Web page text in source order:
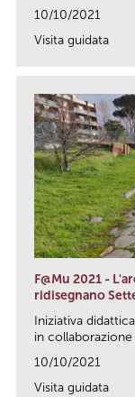
10/10/2021
Visita guidata
F@Mu 2021 -
ridisegnano
Iniziativa
in collaborazione
10/10/2021
Visita guidata